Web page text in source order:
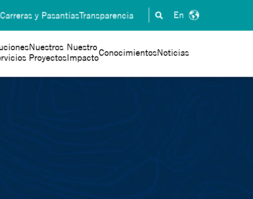
Nuestros
Proyectos
Nuestro
ImpactoConocimientosNoticias
Carreras y PasantíasTransparencia